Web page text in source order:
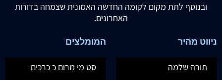
ובנוסף לתת מקום לקומה החדשה האמונית שצמחה בדורות
האחרונים.
ניווט מהיר
תורה שלמה
המומלצים
סט מי מרום כ כרכים